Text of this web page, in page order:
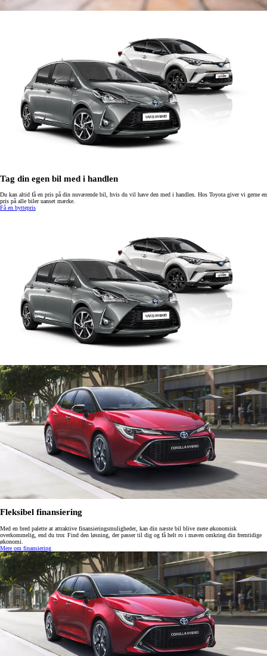
Tag din egen bil med i handlen
Du kan altid få en pris på din nuværende bil, hvis du vil have den med i handlen. Hos Toyota giver vi gerne en
pris på alle biler uanset mærke.
Få en byttepris
Fleksibel finansiering
Med en bred palette at attraktive finansieringsmuligheder, kan din næste bil blive mere økonomisk
overkommelig, end du tror. Find den løsning, der passer til dig og få helt ro i maven omkring din fremtidige
økonomi.
Mere om finansiering